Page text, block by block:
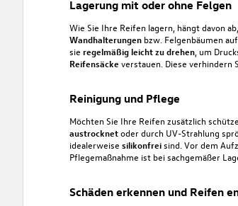
Lagerung mit oder ohne Felgen
Wie Sie Ihre Reifen lagern, hängt davon
Wandhalterungen bzw. Felgenbäumen
sie regelmäßig leicht zu drehen, um
Reifensäcke verstauen. Diese verhindern
Reinigung und Pflege
Möchten Sie Ihre Reifen zusätzlich
austrocknet oder durch UV-Strahlung
idealerweise silikonfrei sind. Vor dem
Pflegemaßnahme ist bei sachgemäßer
Schäden erkennen und Reifen